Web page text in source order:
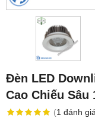
Đèn LED
Cao Chiếu Sâu
(1 đánh giá